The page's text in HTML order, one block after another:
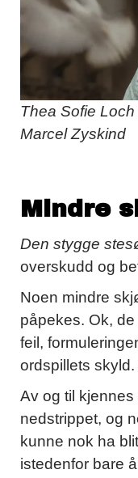
Thea Sofie
Marcel Zyskind
Mindre
Den stygge
overskudd og
Noen mindre
påpekes. Ok,
feil,
ordspillets
Av og til
nedstrippet, og
kunne nok ha
istedenfor bare